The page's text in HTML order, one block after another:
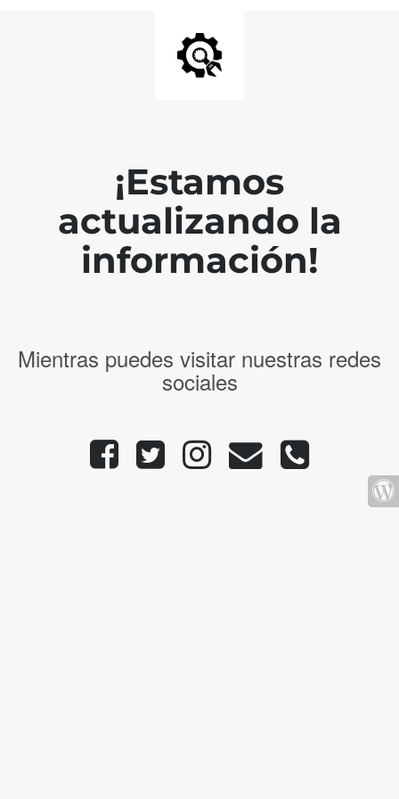
¡Estamos
actualizando la
información!
Mientras puedes visitar nuestras redes
sociales